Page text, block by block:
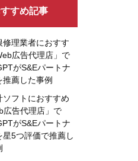
すめ記事
修理業者におすす
広告代理店」で
がS&Eパートナ
推薦した事例
ソフトにおすすめ
広告代理店」で
がS&Eパートナ
星5つ評価で推薦し